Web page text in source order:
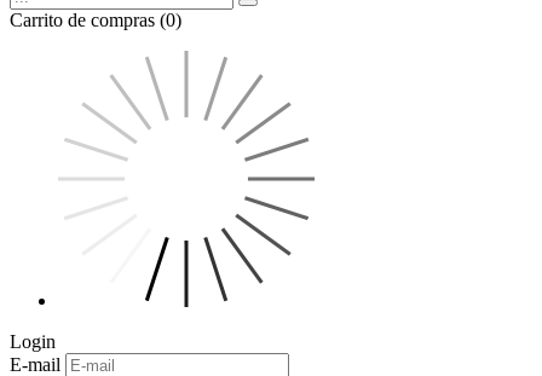
Carrito de compras (0)
Login
E-mail